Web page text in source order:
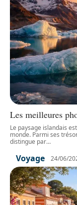
Les meilleures
Le paysage islandais
monde. Parmi ses
distingue par…
Voyage 24/06/